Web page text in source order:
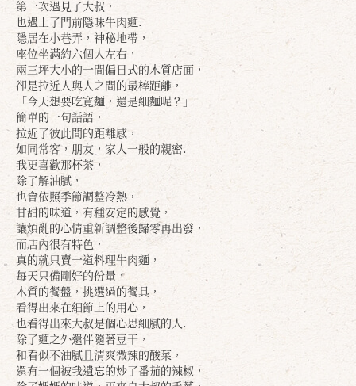
第一次遇見了大叔，
也遇上了門前隱味牛肉麵.
隱居在小巷弄，神秘地帶，
座位坐滿約六個人左右，
兩三坪大小的一間偏日式的木質店面，
卻是拉近人與人之間的最棒距離，
「今天想要吃寬麵，還是細麵呢？」
簡單的一句話語，
拉近了彼此間的距離感，
如同常客，朋友，家人一般的親密.
我更喜歡那杯茶，
除了解油膩，
也會依照季節調整冷熱，
甘甜的味道，有種安定的感覺，
讓煩亂的心情重新調整後歸零再出發，
而店內很有特色，
真的就只賣一道料理牛肉麵，
每天只備剛好的份量，
木質的餐盤，挑選過的餐具，
看得出來在細節上的用心，
也看得出來大叔是個心思細膩的人.
除了麵之外還伴隨著豆干，
和看似不油膩且清爽微辣的酸菜，
還有一個被我遺忘的炒了番茄的辣椒，